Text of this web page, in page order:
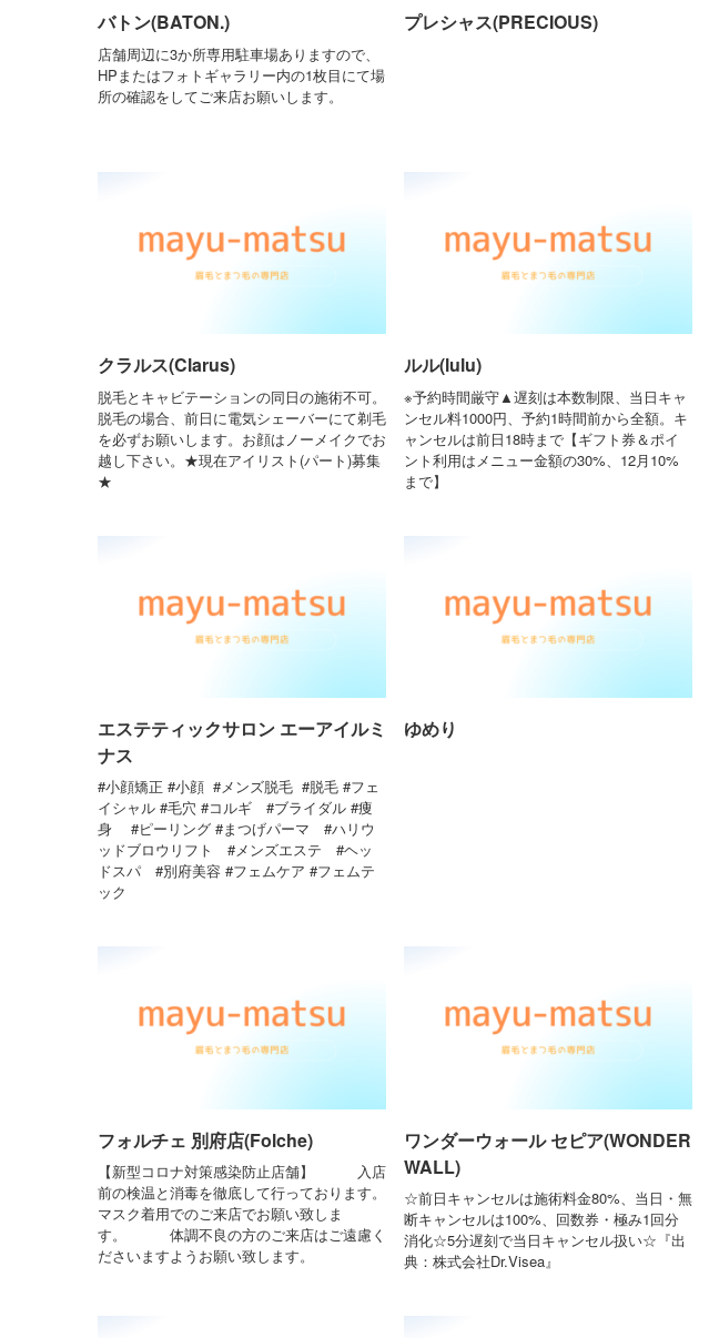
バトン(BATON.)
店舗周辺に3か所専用駐車場ありますので、
HPまたはフォトギャラリー内の1枚目にて場
所の確認をしてご来店お願いします。
プレシャス(PRECIOUS)
クラルス(Clarus)
脱毛とキャビテーションの同日の施術不可。
脱毛の場合、前日に電気シェーバーにて剃毛
を必ずお願いします。お顔はノーメイクでお
越し下さい。★現在アイリスト(パート)募集
★
ルル(lulu)
※予約時間厳守▲遅刻は本数制限、当日キャ
ンセル料1000円、予約1時間前から全額。キ
ャンセルは前日18時まで【ギフト券＆ポイ
ント利用はメニュー金額の30%、12月10%
まで】
エステティックサロン エーアイルミ
ナス
#小顔矯正 #小顔 #メンズ脱毛 #脱毛 #フェ
イシャル #毛穴 #コルギ #ブライダル #痩
身 #ピーリング #まつげパーマ #ハリウ
ッドブロウリフト #メンズエステ #ヘッ
ドスパ #別府美容 #フェムケア #フェムテ
ック
ゆめり
フォルチェ 別府店(Folche)
【新型コロナ対策感染防止店舗】 入店
前の検温と消毒を徹底して行っております。
マスク着用でのご来店でお願い致しま
す。 体調不良の方のご来店はご遠慮く
ださいますようお願い致します。
ワンダーウォール セピア(WONDER
WALL)
☆前日キャンセルは施術料金80%、当日・無
断キャンセルは100%、回数券・極み1回分
消化☆5分遅刻で当日キャンセル扱い☆『出
典：株式会社Dr.Visea』